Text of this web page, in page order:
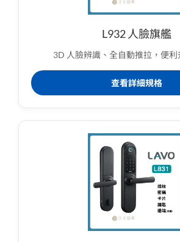
L932 人臉旗艦
3D 人臉辨識、全自動推拉，便利
查看詳細規格